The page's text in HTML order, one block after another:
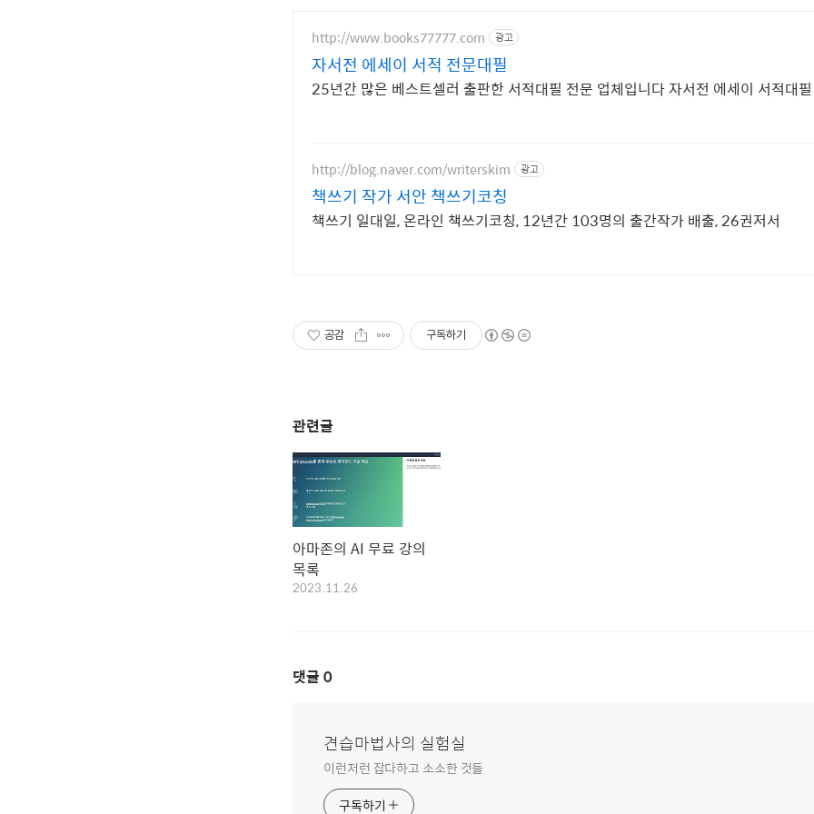
http://www.books77777.com 광고
자서전 에세이 서적 전문대필
25년간 많은 베스트셀러 출판한 서적대필 전문 업체입니다 자서전 에세이 서적대필
http://blog.naver.com/writerskim 광고
책쓰기 작가 서안 책쓰기코칭
책쓰기 일대일, 온라인 책쓰기코칭, 12년간 103명의 출간작가 배출, 26권저서
공감 구독하기
관련글
아마존의 AI 무료 강의
목록
2023.11.26
댓글 0
견습마법사의 실험실
이런저런 잡다하고 소소한 것들
구독하기